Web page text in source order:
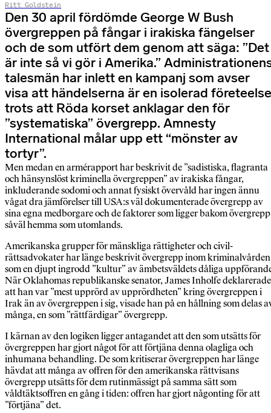
Ritt Goldstein
Den 30 april fördömde George W Bush
övergreppen på fångar i irakiska fängelser
och de som utfört dem genom att säga: ”Det
är inte så vi gör i Amerika.”
talesmän har inlett en kampanj som avser
visa att händelserna är en isolerad företeelse
trots att Röda korset anklagar den för
”systematiska” övergrepp. Amnesty
International målar upp ett “mönster av
tortyr”.
Men medan en armérapport har beskrivit de ”sadistiska, flagranta
och hänsynslöst kriminella övergreppen” av irakiska fångar,
inkluderande sodomi och annat fysiskt övervåld har ingen ännu
vågat dra jämförelser till USA:s väl dokumenterade övergrepp av
sina egna medborgare och de faktorer som ligger bakom övergrepp
såväl hemma som utomlands.
Amerikanska grupper för mänskliga rättigheter och civil-
rättsadvokater har länge beskrivit övergrepp inom kriminalvården
som en djupt ingrodd ”kultur” av ämbetsväldets dåliga
När Oklahomas republikanske senator, James Inholfe deklarerade
att han var ”mest upprörd av upprördheten” kring övergreppen i
Irak än av övergreppen i sig, visade han på en hållning som delas
många, en som ”rättfärdigar” övergrepp.
I kärnan av den logiken ligger antagandet att den som utsätts för
övergreppen har gjort något för att förtjäna denna olagliga och
inhumana behandling. De som kritiserar övergreppen har länge
hävdat att många av offren för den amerikanska rättvisans
övergrepp utsätts för dem rutinmässigt på samma sätt som
våldtäktsoffren en gång i tiden: offren har gjort någonting för att
”förtjäna” det.